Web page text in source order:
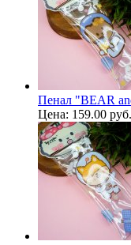
Пенал "BEAR
Цена: 159.00 руб.